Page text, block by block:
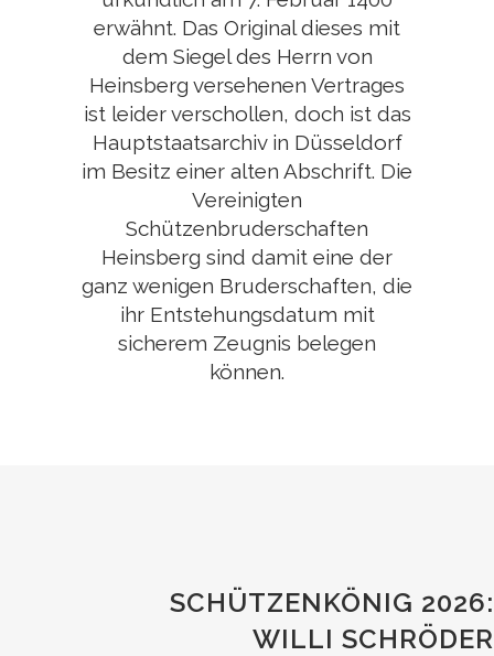
erwähnt. Das Original dieses mit
dem Siegel des Herrn von
Heinsberg versehenen Vertrages
ist leider verschollen, doch ist das
Hauptstaatsarchiv in Düsseldorf
im Besitz einer alten Abschrift. Die
Vereinigten
Schützenbruderschaften
Heinsberg sind damit eine der
ganz wenigen Bruderschaften, die
ihr Entstehungsdatum mit
sicherem Zeugnis belegen
können.
SCHÜTZENKÖNIG 2026:
WILLI SCHRÖDER